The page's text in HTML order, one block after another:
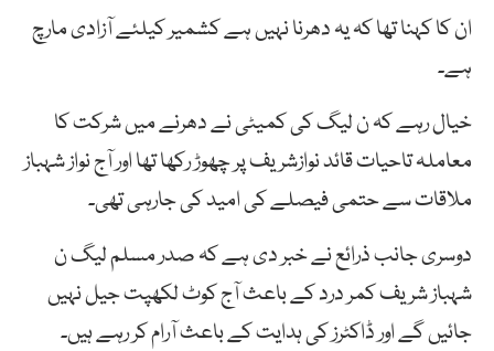
ان کا کہنا تھا کہ یہ دھرنا نہیں ہے کشمیر کیلئے آزادی مارچ
ہے۔
خیال رہے کہ ن لیگ کی کمیٹی نے دھرنے میں شرکت کا
معاملہ تاحیات قائد نوازشریف پر چھوڑ رکھا تھا اور آج نواز شہباز
ملاقات سے حتمی فیصلے کی امید کی جارہی تھی۔
دوسری جانب ذرائع نے خبر دی ہے کہ صدر مسلم لیگ ن
شہباز شریف کمر درد کے باعث آج کوٹ لکھپت جیل نہیں
جائیں گے اور ڈاکٹرز کی ہدایت کے باعث آرام کر رہے ہیں۔